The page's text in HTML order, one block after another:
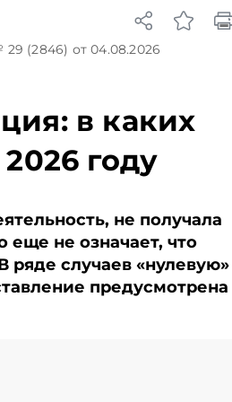
на
и Viber.
Главное об
(2846) от 04.08.2026
в каких
году
не получала
еще не означает, что
случаев «нулевую»
предусмотрена